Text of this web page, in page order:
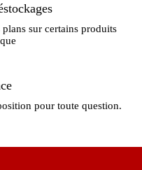
sur certains produits
pour toute question.